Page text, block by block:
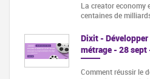
La creator economy
centaines de
Dixit -
métrage - 28 sept
Comment réussir le